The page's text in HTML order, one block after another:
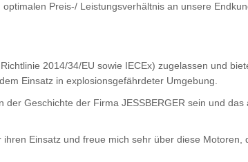
Preis-/ Leistungsverhältnis an unsere
2014/34/EU sowie IECEx) zugelassen und
Einsatz in explosionsgefährdeter Umgebung
Geschichte der Firma JESSBERGER sein und
Einsatz und freue mich sehr über diese Motoren,